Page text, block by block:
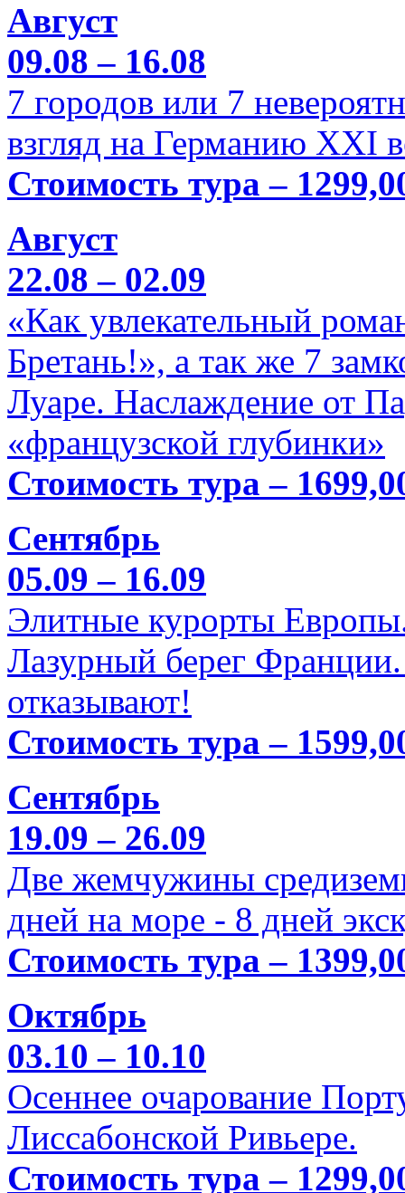
Август
09.08 – 16.08
7 городов или 7
взгляд на Германию XXI
Стоимость тура –
Август
22.08 – 02.09
«Как увлекательный
Бретань!», а так же 7
Луаре. Наслаждение от
«французской глубинки»
Стоимость тура –
Сентябрь
05.09 – 16.09
Элитные курорты
Лазурный берег
отказывают!
Стоимость тура –
Сентябрь
19.09 – 26.09
Две жемчужины
дней на море - 8 дней
Стоимость тура –
Октябрь
03.10 – 10.10
Осеннее очарование
Лиссабонской Ривьере.
Стоимость тура –